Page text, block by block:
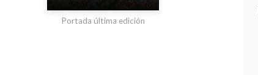
Portada última edición